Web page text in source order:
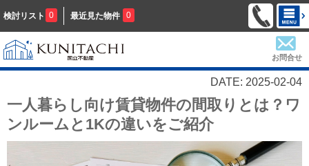
検討リスト 0 最近見た物件 0
お問合せ
DATE: 2025-02-04
一人暮らし向け賃貸物件の間取りとは？ワ
ンルームと1Kの違いをご紹介